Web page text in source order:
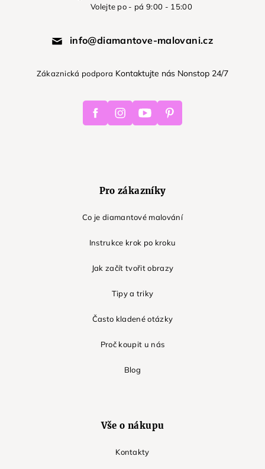
Volejte po - pá 9:00 - 15:00
info@diamantove-malovani.cz
Zákaznická podpora Kontaktujte nás Nonstop 24/7
FacebookInstagramYoutube Pinterest
Pro zákazníky
Co je diamantové malování
Instrukce krok po kroku
Jak začít tvořit obrazy
Tipy a triky
Často kladené otázky
Proč koupit u nás
Blog
Vše o nákupu
Kontakty